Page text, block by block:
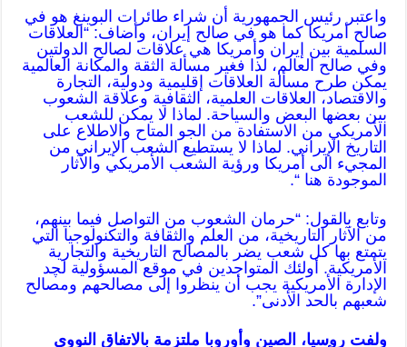
واعتبر رئيس الجمهورية أن شراء طائرات البوينغ هو في
صالح أمريكا كما هو في صالح إيران، وأضاف: “العلاقات
السلمية بين إيران وأمريكا هي علاقات لصالح الدولتين
وفي صالح العالم، لذا فغير مسألة الثقة والمكانة العالمية
يمكن طرح مسألة العلاقات إقليمية ودولية، التجارة
والاقتصاد، العلاقات العلمية، الثقافية وعلاقة الشعوب
بين بعضها البعض والسياحة. لماذا لا يمكن للشعب
الأمريكي من الاستفادة من الجو المتاح والاطلاع على
التاريخ الإيراني. لماذا لا يستطيع الشعب الإيراني من
المجيء الى أمريكا ورؤية الشعب الأمريكي والآثار
الموجودة هنا “.
وتابع بالقول: “حرمان الشعوب من التواصل فيما بينهم،
من الآثار التاريخية، من العلم والثقافة والتكنولوجيا التي
يتمتع بها كل شعب يضر بالمصالح التاريخية والتجارية
الأمريكية. أولئك المتواجدين في موقع المسؤولية لچد
الإدارة الأمريكية يجب أن ينظروا إلى مصالحهم ومصالح
شعبهم بالحد الأدنى”.
ولفت روسيا، الصين وأوروبا ملتزمة بالاتفاق النووي